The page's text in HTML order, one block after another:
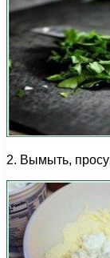
2. Вымыть,